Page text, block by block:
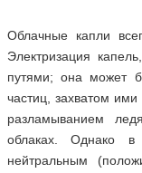
Облачные капли
Электризация
путями; она может
частиц, захватом
разламыванием
облаках. Однако в
нейтральным